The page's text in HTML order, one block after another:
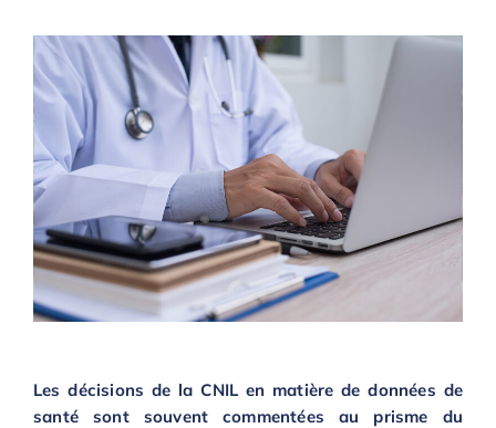
Les décisions de la CNIL en matière de données de
santé sont souvent commentées au prisme du